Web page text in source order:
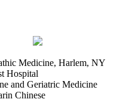
Medicine, Harlem, NY
Hospital
and Geriatric Medicine
Chinese